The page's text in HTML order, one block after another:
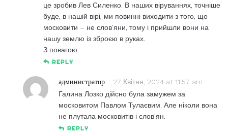
це зробив Лев Силенко. В наших віруваннях, точніше
буде, в нашій вірі, ми повинні виходити з того, що
московити – не слов’яни, тому і прийшли вони на
нашу землю із зброєю в руках.
З повагою.
REPLY
администратор
27 Квітня, 2024 at 11:57 am
Галина Лозко дійсно була замужем за
московитом Павлом Тулаєвим. Але ніколи вона
не плутала московитів і слов’ян.
REPLY